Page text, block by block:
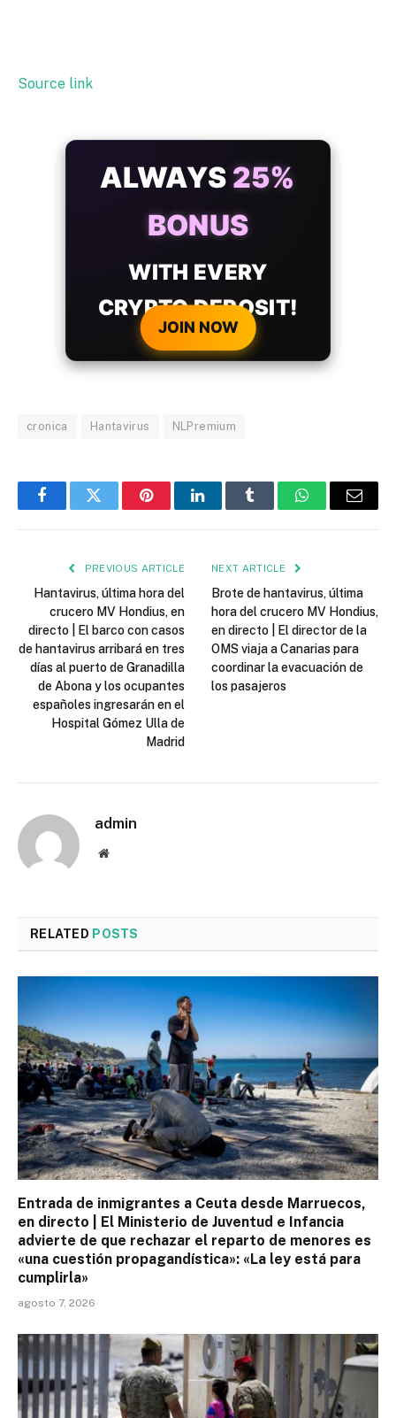
Source link
ALWAYS 25%
BONUS
WITH EVERY
CRYPTO DEPOSIT!
JOIN NOW
cronica Hantavirus NLPremium
FacebookTwitter PinterestLinkedInTumblr WhatsAppEmail
PREVIOUS ARTICLE
Hantavirus, última hora del
crucero MV Hondius, en
directo | El barco con casos
de hantavirus arribará en tres
días al puerto de Granadilla
de Abona y los ocupantes
españoles ingresarán en el
Hospital Gómez Ulla de
Madrid
NEXT ARTICLE
Brote de hantavirus, última
hora del crucero MV Hondius,
en directo | El director de la
OMS viaja a Canarias para
coordinar la evacuación de
los pasajeros
admin
Website
RELATED POSTS
Entrada de inmigrantes a Ceuta desde Marruecos,
en directo | El Ministerio de Juventud e Infancia
advierte de que rechazar el reparto de menores es
«una cuestión propagandística»: «La ley está para
cumplirla»
agosto 7, 2026